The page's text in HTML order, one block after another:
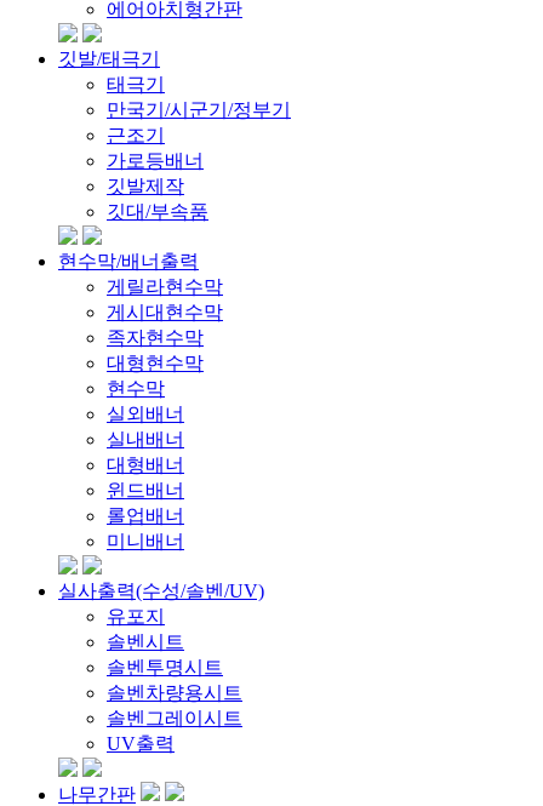
에어아치형간판
깃발/태극기
태극기
만국기/시군기/정부기
근조기
가로등배너
깃발제작
깃대/부속품
현수막/배너출력
게릴라현수막
게시대현수막
족자현수막
대형현수막
현수막
실외배너
실내배너
대형배너
윈드배너
롤업배너
미니배너
실사출력(수성/솔벤/UV)
유포지
솔벤시트
솔벤투명시트
솔벤차량용시트
솔벤그레이시트
UV출력
나무간판